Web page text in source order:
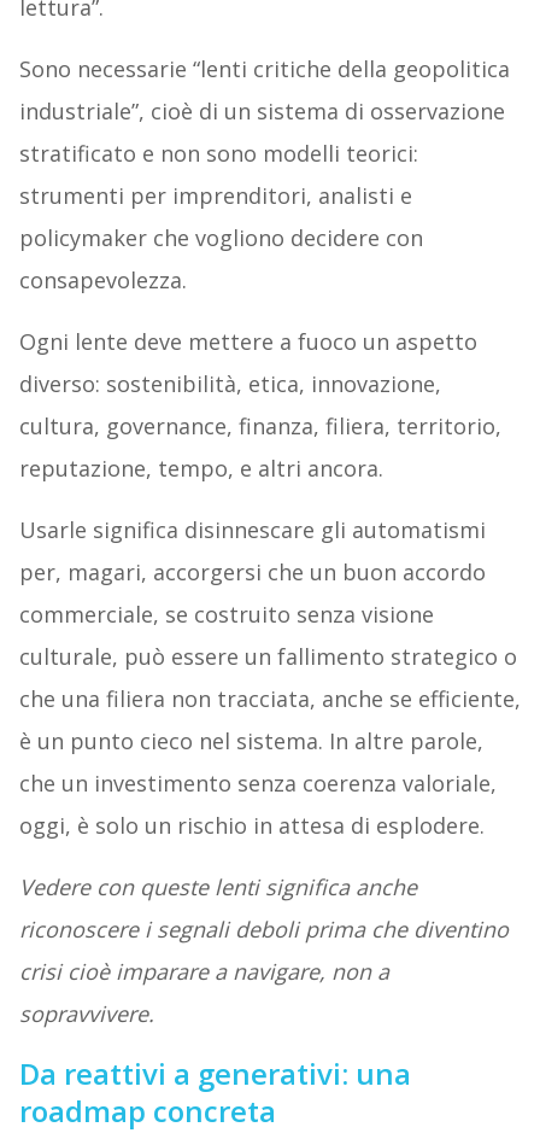
lettura”.
Sono necessarie “lenti critiche della geopolitica
industriale”, cioè di un sistema di osservazione
stratificato e non sono modelli teorici:
strumenti per imprenditori, analisti e
policymaker che vogliono decidere con
consapevolezza.
Ogni lente deve mettere a fuoco un aspetto
diverso: sostenibilità, etica, innovazione,
cultura, governance, finanza, filiera, territorio,
reputazione, tempo, e altri ancora.
Usarle significa disinnescare gli automatismi
per, magari, accorgersi che un buon accordo
commerciale, se costruito senza visione
culturale, può essere un fallimento strategico o
che una filiera non tracciata, anche se efficiente,
è un punto cieco nel sistema. In altre parole,
che un investimento senza coerenza valoriale,
oggi, è solo un rischio in attesa di esplodere.
Vedere con queste lenti significa anche
riconoscere i segnali deboli prima che diventino
crisi cioè imparare a navigare, non a
sopravvivere.
Da reattivi a generativi: una
roadmap concreta